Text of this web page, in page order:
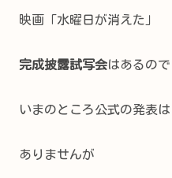
映画「水曜日が消えた」
完成披露試写会はあるの
いまのところ公式の発表は
ありませんが